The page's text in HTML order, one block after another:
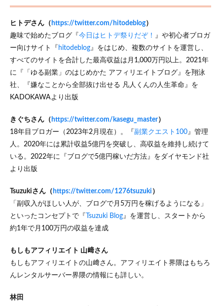
ブロ
グや
副業
にお
い
して
いる
1.1
ブロ
グ
×SNS
で発
アッ
コア
アッ
プデ
入ゼ
ロの
機！
ヒトデさん（ https://twitter.com/hitodeblog）
趣味で始めたブログ『 今日はヒトデ祭りだぞ！ 』や初心者ブロガ
ー向けサイト『 hitodeblog』をはじめ、複数のサイトを運営し、
すべてのサイトを合計した最高収益は月1,000万円以上。2021年
に『「ゆる副業」のはじめかた アフィリエイトブログ』を翔泳
社、『嫌なことから全部抜け出せる 凡人くんの人生革命』を
KADOKAWAより出版
きぐちさん（ https://twitter.com/kasegu_master）
18年目ブロガー（2023年2月現在）。『 副業クエスト100』管理
人。2020年には累計収益5億円を突破し、高収益を維持し続けて
いる。2022年に『ブログで5億円稼いだ方法』をダイヤモンド社
より出版
Tsuzukiさん（ https://twitter.com/1276tsuzuki ）
「副収入がほしい人が、ブログで月5万円を稼げるようになる」
といったコンセプトで『
Tsuzuki Blog』を運営し、スタートから
約1年で月100万円の収益を達成
もしもアフィリエイト 山﨑さん
もしもアフィリエイトの山﨑さん。アフィリエイト界隈はもちろ
んレンタルサーバー界隈の情報にも詳しい。
林田